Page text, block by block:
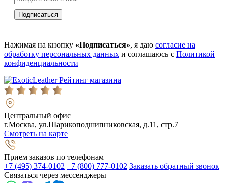
Нажимая на кнопку «Подписаться», я даю согласие на
обработку персональных данных и соглашаюсь с Политикой
конфиденциальности
Рейтинг магазина
Центральный офис
г.Москва, ул.Шарикоподшипниковская, д.11, стр.7
Смотреть на карте
Прием заказов по телефонам
+7 (495) 374-0102 +7 (800) 777-0102 Заказать обратный звонок
Связаться через мессенджеры